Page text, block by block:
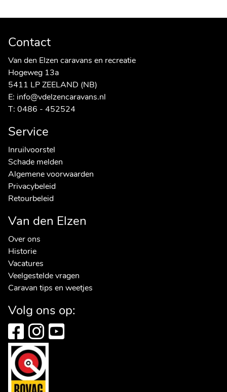
Contact
Van den Elzen caravans en recreatie
Hogeweg 13a
5411 LP ZEELAND (NB)
E: info@vdelzencaravans.nl
T: 0486 - 452524
Service
Inruilvoorstel
Schade melden
Algemene voorwaarden
Privacybeleid
Retourbeleid
Van den Elzen
Over ons
Historie
Vacatures
Veelgestelde vragen
Caravan tips en weetjes
Volg ons op: